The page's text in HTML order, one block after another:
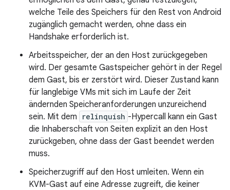
welche Teile des Speichers für den Rest von Android
zugänglich gemacht werden, ohne dass ein
Handshake erforderlich ist.
Arbeitsspeicher, der an den Host zurückgegeben
wird. Der gesamte Gastspeicher gehört in der Regel
dem Gast, bis er zerstört wird. Dieser Zustand kann
für langlebige VMs mit sich im Laufe der Zeit
ändernden Speicheranforderungen unzureichend
sein. Mit dem
relinquish -Hypercall kann ein Gast
die Inhaberschaft von Seiten explizit an den Host
zurückgeben, ohne dass der Gast beendet werden
muss.
Speicherzugriff auf den Host umleiten. Wenn ein
KVM-Gast auf eine Adresse zugreift, die keiner